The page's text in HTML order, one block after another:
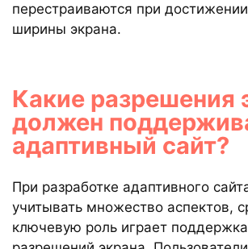
перестраиваются при
ширины экрана.
Какие разрешения
должен
адаптивный сайт?
При разработке адаптивного
учитывать множество аспектов,
ключевую роль играет